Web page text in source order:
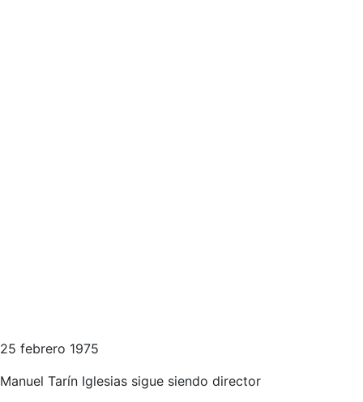
25 febrero 1975
Manuel Tarín Iglesias sigue siendo director